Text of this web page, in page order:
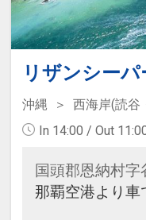
リザンシー
沖縄
西海岸(読谷
In 14:00 / Out
国頭郡恩納村
那覇空港より車